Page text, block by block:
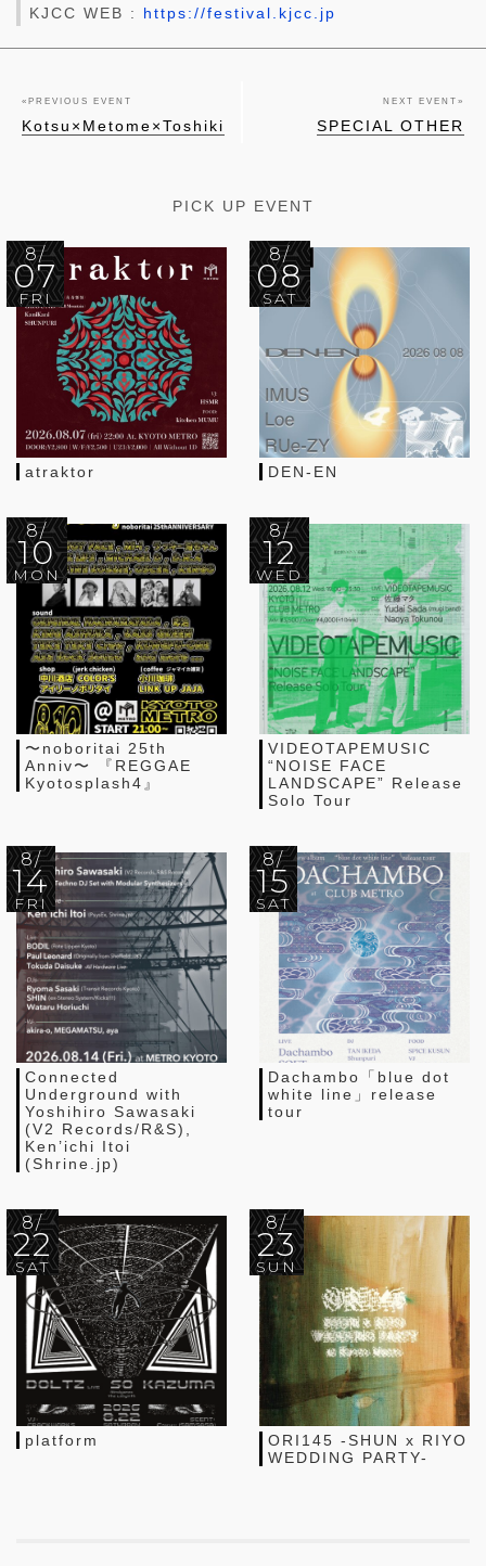
KJCC WEB : https://festival.kjcc.jp
« PREVIOUS EVENT
Kotsu×Metome×Toshiki
NEXT EVENT »
SPECIAL OTHER
PICK UP EVENT
8/
07
FRI
atraktor
8/
08
SAT
DEN-EN
8/
10
MON
〜noboritai 25th
Anniv〜 『REGGAE
Kyotosplash4』
8/
12
WED
VIDEOTAPEMUSIC
“NOISE FACE
LANDSCAPE” Release
Solo Tour
8/
14
FRI
Connected
Underground with
Yoshihiro Sawasaki
(V2 Records/R&S),
Ken’ichi Itoi
(Shrine.jp)
8/
15
SAT
Dachambo「blue dot
white line」release
tour
8/
22
SAT
platform
8/
23
SUN
ORI145 -SHUN x RIYO
WEDDING PARTY-